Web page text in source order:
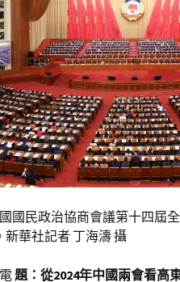
國民政治協商會議第十四屆
華社記者 丁海濤 攝
題：從2024年中國兩會看高